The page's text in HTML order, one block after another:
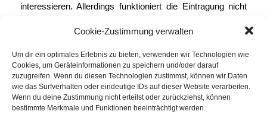
Cookie-Zustimmung verwalten
Um dir ein optimales Erlebnis zu bieten, verwenden wir Technologien wie
Cookies, um Geräteinformationen zu speichern und/oder darauf
zuzugreifen. Wenn du diesen Technologien zustimmst, können wir Daten
wie das Surfverhalten oder eindeutige IDs auf dieser Website verarbeiten.
Wenn du deine Zustimmung nicht erteilst oder zurückziehst, können
bestimmte Merkmale und Funktionen beeinträchtigt werden.
interessieren. Allerdings funktioniert die Eintragung nicht
wiederholen Sie den Eintrag, falls erforderlich.
Ziel dieses bundesweiten Berufsgruppen-übergreifenden
Protestes ist es, politisch das Signal zu setzen, dass „die
Hütte brennt“. Wenn alle im ambulanten Sektor Tätigen
gemeinsam bundesweit an einem Tag „zumachen“, dann